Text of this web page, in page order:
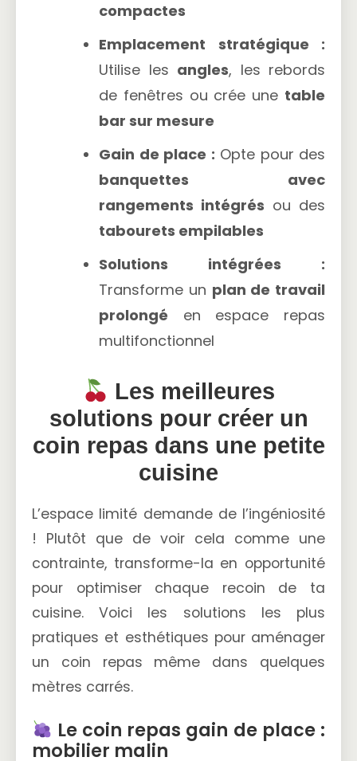
compactes
Emplacement stratégique :
Utilise les angles, les rebords
de fenêtres ou crée une table
bar sur mesure
Gain de place : Opte pour des
banquettes avec
rangements intégrés ou des
tabourets empilables
Solutions intégrées :
Transforme un plan de travail
prolongé en espace repas
multifonctionnel
Les meilleures
solutions pour créer un
coin repas dans une petite
cuisine
L’espace limité demande de l’ingéniosité
! Plutôt que de voir cela comme une
contrainte, transforme-la en opportunité
pour optimiser chaque recoin de ta
cuisine. Voici les solutions les plus
pratiques et esthétiques pour aménager
un coin repas même dans quelques
mètres carrés.
Le coin repas gain de place :
mobilier malin